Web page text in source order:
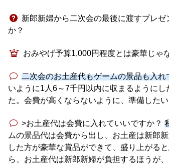
新郎新婦から二次会の最後に渡すプレ
か？
おみやげ予算1,000円程度とは豪華じゃ
二次会のお土産代もゲームの景品も入
いように1人6～7千円以内に収まるように
た。会費が高くならないように、準備したい
>お土産代は会費に入れていいですか？
ムの景品代は会費から出し、お土産は新郎
した方が豪華な賞品ができて、盛り上がる
ら、お土産代は新郎新婦が負担するほうが